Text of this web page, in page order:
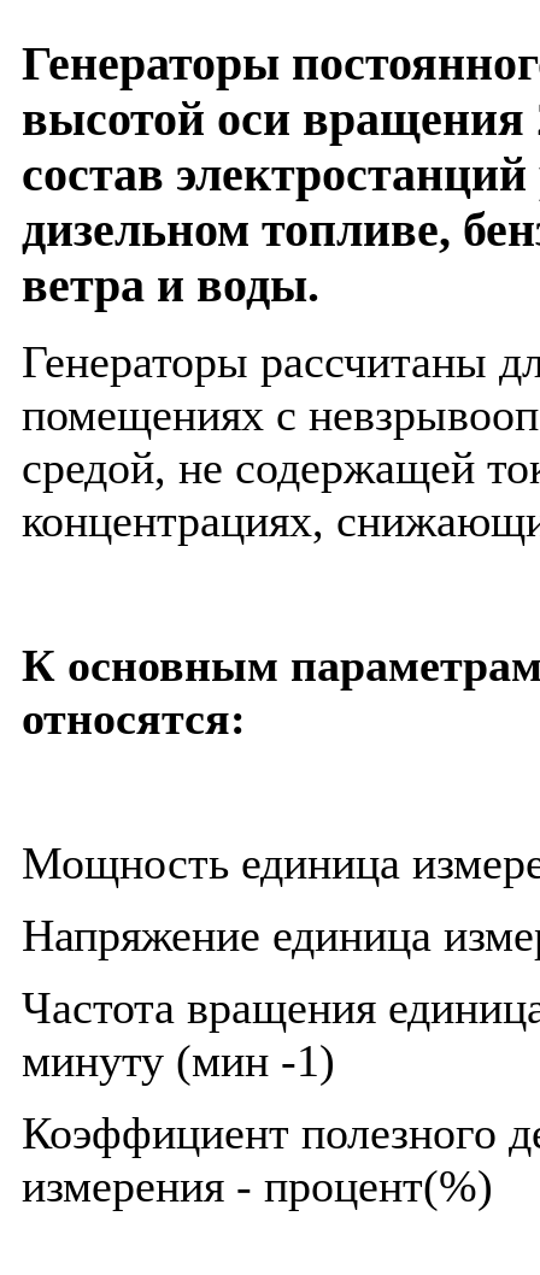
Генераторы
высотой оси вращения
состав
дизельном топливе,
ветра и воды.
Генераторы рассчитаны
помещениях с
средой, не содержащей
концентрациях,
К основным параметрам
относятся:
Мощность единица
Напряжение единица
Частота вращения
минуту (мин -1)
Коэффициент полезного
измерения - процент(%)